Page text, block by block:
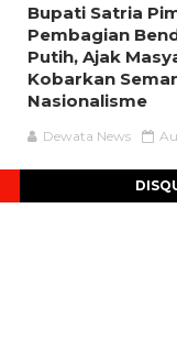
Bupati Satria
Pembagian
Putih, Ajak
Kobarkan
Nasionalisme
Dewata News